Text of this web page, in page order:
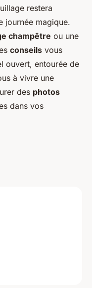
restera
journée magique.
champêtre ou une
conseils vous
ouvert, entourée de
à vivre une
des photos
dans vos